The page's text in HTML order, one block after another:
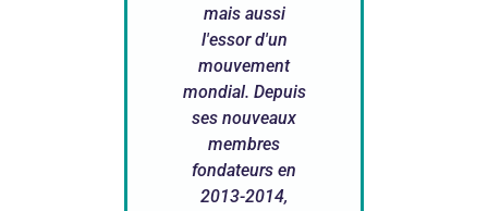
mais aussi
l'essor d'un
mouvement
mondial. Depuis
ses nouveaux
membres
fondateurs en
2013-2014,